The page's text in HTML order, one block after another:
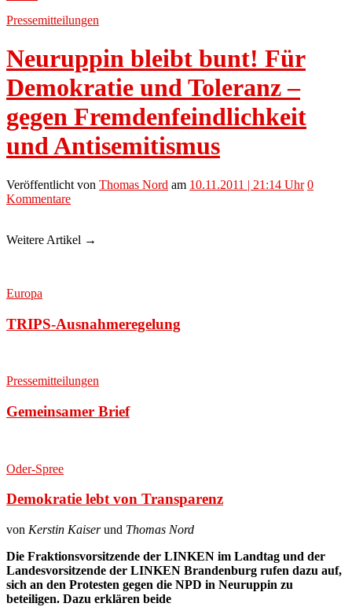
Pressemitteilungen
Neuruppin bleibt bunt! Für
Demokratie und Toleranz –
gegen Fremdenfeindlichkeit
und Antisemitismus
Veröffentlicht von Thomas Nord am 10.11.2011 | 21:14 Uhr 0
Kommentare
Weitere Artikel →
Europa
TRIPS-Ausnahmeregelung
Pressemitteilungen
Gemeinsamer Brief
Oder-Spree
Demokratie lebt von Transparenz
von Kerstin Kaiserund Thomas Nord
Die Fraktionsvorsitzende der LINKEN im Landtag und der
Landesvorsitzende der LINKEN Brandenburg rufen dazu auf,
sich an den Protesten gegen die NPD in Neuruppin zu
beteiligen. Dazu erklären beide